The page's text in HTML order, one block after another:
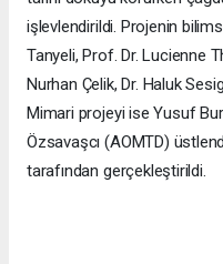
işlevlendirildi. Projenin
Tanyeli, Prof. Dr. Lucienne
Nurhan Çelik, Dr. Haluk
Mimari projeyi ise Yusuf
Özsavaşcı (AOMTD)
tarafından gerçekleştirildi.